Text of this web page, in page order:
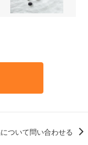
ついて問い合わせる